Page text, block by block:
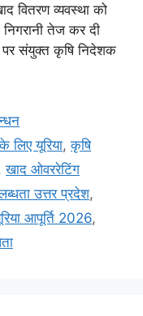
वितरण व्यवस्था को
निगरानी तेज कर दी
पर संयुक्त कृषि निदेशक
लिए यूरिया,कृषि
,खाद ओवररेटिंग
उत्तर प्रदेश,
आपूर्ति 2026,